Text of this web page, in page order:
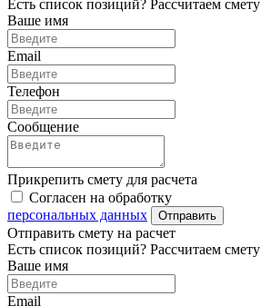
Есть список позиций? Рассчитаем смету
Ваше имя
Email
Телефон
Сообщение
Прикрепить смету для расчета
Согласен на обработку
персональных данных
Отправить
Отправить смету на расчет
Есть список позиций? Рассчитаем смету
Ваше имя
Email